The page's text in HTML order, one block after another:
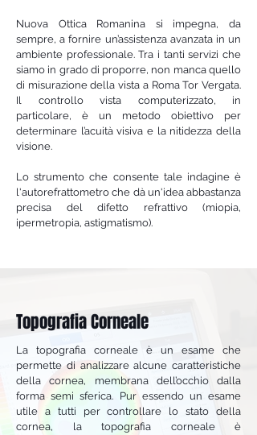
Nuova Ottica Romanina si impegna, da
sempre, a fornire un’assistenza avanzata in un
ambiente professionale. Tra i tanti servizi che
siamo in grado di proporre, non manca quello
di misurazione della vista a Roma Tor Vergata.
Il controllo vista computerizzato, in
particolare, è un metodo obiettivo per
determinare l’acuità visiva e la nitidezza della
visione.
Lo strumento che consente tale indagine è
l'autorefrattometro che dà un'idea abbastanza
precisa del difetto refrattivo (miopia,
ipermetropia, astigmatismo).
Topografia Corneale
La topografia corneale è un esame che
permette di analizzare alcune caratteristiche
della cornea, membrana dell’occhio dalla
forma semi sferica. Pur essendo un esame
utile a tutti per controllare lo stato della
cornea, la topografia corneale è